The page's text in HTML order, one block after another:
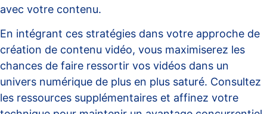
avec votre contenu.
En intégrant ces stratégies dans votre approche de
création de contenu vidéo, vous maximiserez les
chances de faire ressortir vos vidéos dans un
univers numérique de plus en plus saturé. Consultez
les ressources supplémentaires et affinez votre